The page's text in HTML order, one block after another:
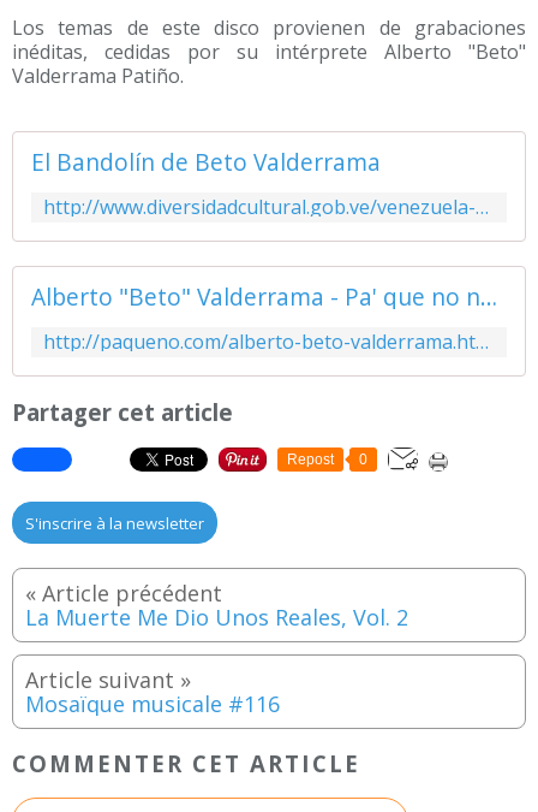
Los temas de este disco provienen de grabaciones
inéditas, cedidas por su intérprete Alberto "Beto"
Valderrama Patiño.
El Bandolín de Beto Valderrama
http://www.diversidadcultural.gob.ve/venezuela-plural/coleccion-discografica/el-bandolin-de-beto-valderrama
Alberto "Beto" Valderrama - Pa' que no nos lleve el Diablo
http://paqueno.com/alberto-beto-valderrama.html
Partager cet article
Repost 0
S'inscrire à la newsletter
La Muerte Me Dio Unos Reales, Vol. 2
Mosaïque musicale #116
COMMENTER CET ARTICLE